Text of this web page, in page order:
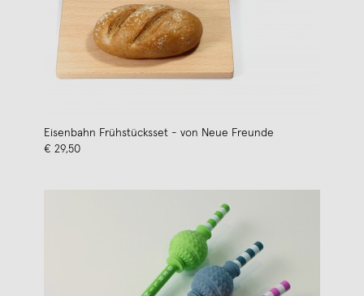
Eisenbahn Frühstücksset - von Neue Freunde
€ 29,50